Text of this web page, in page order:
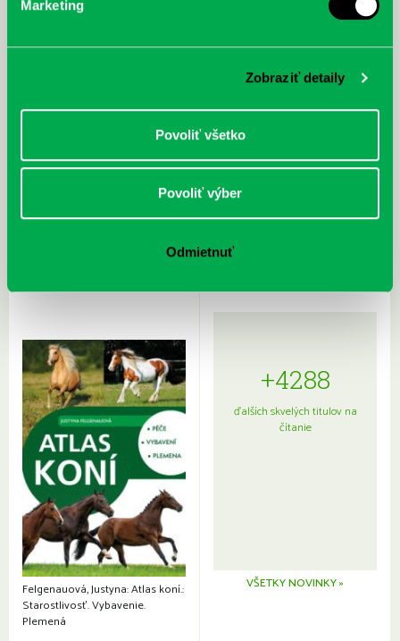
Marketing
Zobraziť detaily
Povoliť všetko
Povoliť výber
Odmietnuť
Sprievodca po hviezdnej oblohe
Hardy, Paula: Japonsko na tanieri:
kompletný sprievodca
Felgenauová, Justyna: Atlas koní.:
Starostlivosť. Vybavenie.
Plemená
+4288
ďalších skvelých titulov na
čítanie
VŠETKY NOVINKY »